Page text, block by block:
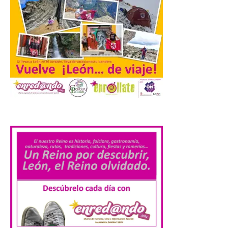
preguntas escritas en las
Cortes autonómicas
mediante las cuales vuelve
a reclamar a la institución autonómica
que exija al Gobierno de España la
supresión de este peaje por la ilegalidad
de la prórroga […]
El alumnado de FP crece
matriculados y marca un
nuevo récord
10 Ago 2026
El Ministerio publica la
Estadística de las
Enseñanzas no
universitarias. Datos
avance 2025-2026 con las